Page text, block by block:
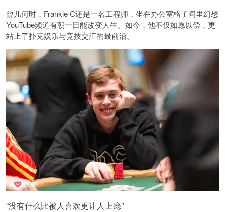
曾几何时，Frankie C还是一名工程师，坐在办公室格子间里幻想
YouTube频道有朝一日能改变人生。如今，他不仅如愿以偿，更
站上了扑克娱乐与竞技交汇的最前沿。
“没有什么比被人喜欢更让人上瘾”